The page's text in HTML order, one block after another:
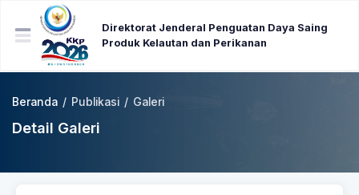
Direktorat Jenderal Penguatan Daya Saing
Produk Kelautan dan Perikanan
Beranda / Publikasi / Galeri
Detail Galeri